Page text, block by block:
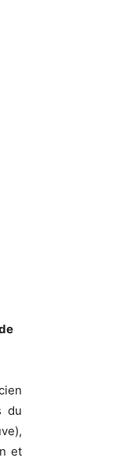
du
et